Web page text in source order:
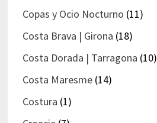
Copas y Ocio Nocturno (11)
Costa Brava | Girona (18)
Costa Dorada | Tarragona (10)
Costa Maresme(14)
Costura (1)